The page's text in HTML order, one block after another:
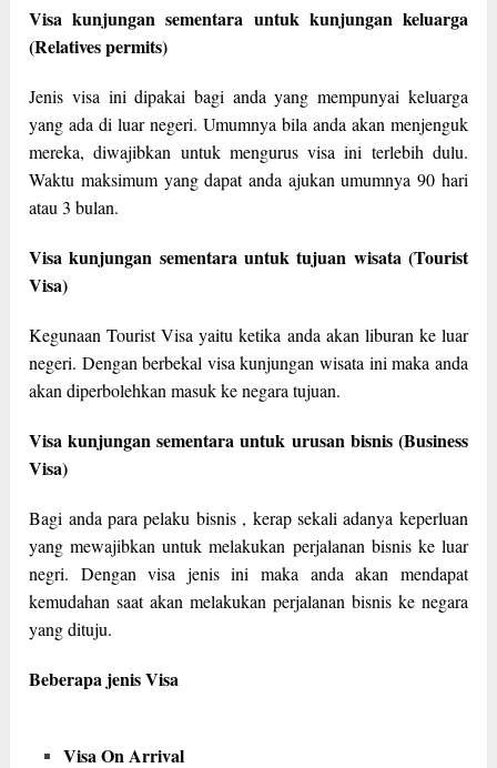
Visa kunjungan sementara untuk kunjungan keluarga
(Relatives permits)
Jenis visa ini dipakai bagi anda yang mempunyai keluarga
yang ada di luar negeri. Umumnya bila anda akan menjenguk
mereka, diwajibkan untuk mengurus visa ini terlebih dulu.
Waktu maksimum yang dapat anda ajukan umumnya 90 hari
atau 3 bulan.
Visa kunjungan sementara untuk tujuan wisata (Tourist
Visa)
Kegunaan Tourist Visa yaitu ketika anda akan liburan ke luar
negeri. Dengan berbekal visa kunjungan wisata ini maka anda
akan diperbolehkan masuk ke negara tujuan.
Visa kunjungan sementara untuk urusan bisnis (Business
Visa)
Bagi anda para pelaku bisnis , kerap sekali adanya keperluan
yang mewajibkan untuk melakukan perjalanan bisnis ke luar
negri. Dengan visa jenis ini maka anda akan mendapat
kemudahan saat akan melakukan perjalanan bisnis ke negara
yang dituju.
Beberapa jenis Visa
Visa On Arrival